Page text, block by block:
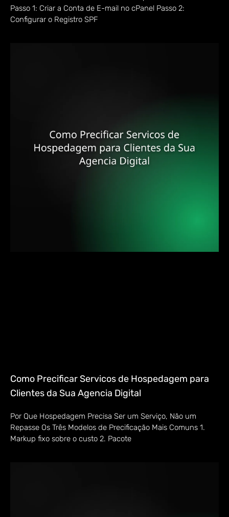
Passo 1: Criar a Conta de E-mail no cPanel Passo 2:
Configurar o Registro SPF
Como Precificar Servicos de Hospedagem para
Clientes da Sua Agencia Digital
Por Que Hospedagem Precisa Ser um Serviço, Não um
Repasse Os Três Modelos de Precificação Mais Comuns 1.
Markup fixo sobre o custo 2. Pacote